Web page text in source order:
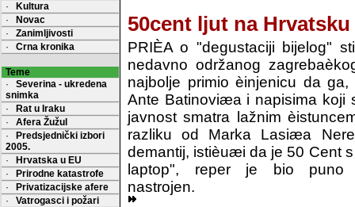
·
Kultura
·
Novac
· Zanimljivosti
· Crna kronika
Teme
· Severina - ukredena
snimka
·
Rat u Iraku
· Afera Žužul
·
Predsjednički izbori
2005.
·
Hrvatska u EU
·
Prirodne katastrofe
·
Privatizacijske afere
· Vatrogasci i požari
50cent ljut na Hrvatsku
PRIÈA o "degustaciji bijelog"
nedavno održanog
najbolje primio èinjenicu da
Ante Batinoviæa i napisima koji
javnost smatra lažnim
razliku od Marka Lasiæa
demantij, istièuæi da je 50 Cent
laptop", reper je bio puno
nastrojen.